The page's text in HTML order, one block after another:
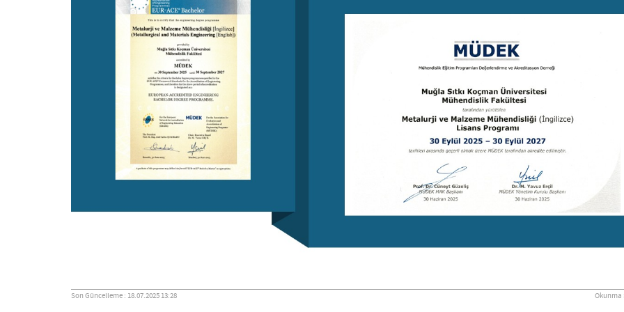
Son Güncelleme : 18.07.2025 13:28 Okunma